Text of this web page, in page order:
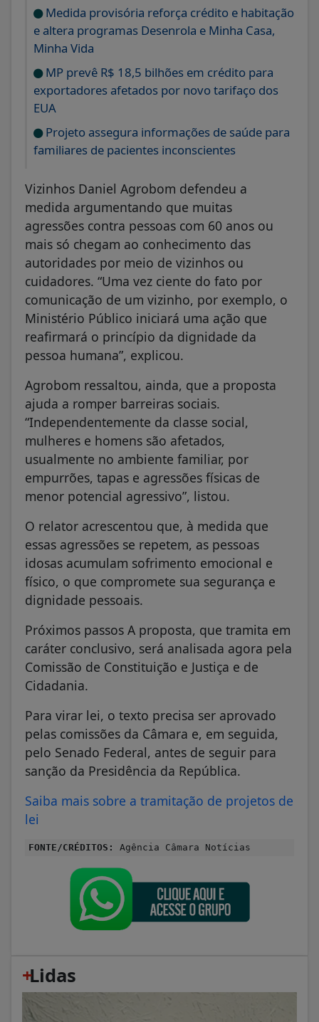
Medida provisória reforça crédito e habitação
e altera programas Desenrola e Minha Casa,
Minha Vida
MP prevê R$ 18,5 bilhões em crédito para
exportadores afetados por novo tarifaço dos
EUA
Projeto assegura informações de saúde para
familiares de pacientes inconscientes
Vizinhos Daniel Agrobom defendeu a
medida argumentando que muitas
agressões contra pessoas com 60 anos ou
mais só chegam ao conhecimento das
autoridades por meio de vizinhos ou
cuidadores. “Uma vez ciente do fato por
comunicação de um vizinho, por exemplo, o
Ministério Público iniciará uma ação que
reafirmará o princípio da dignidade da
pessoa humana”, explicou.
Agrobom ressaltou, ainda, que a proposta
ajuda a romper barreiras sociais.
“Independentemente da classe social,
mulheres e homens são afetados,
usualmente no ambiente familiar, por
empurrões, tapas e agressões físicas de
menor potencial agressivo”, listou.
O relator acrescentou que, à medida que
essas agressões se repetem, as pessoas
idosas acumulam sofrimento emocional e
físico, o que compromete sua segurança e
dignidade pessoais.
Próximos passos A proposta, que tramita em
caráter conclusivo, será analisada agora pela
Comissão de Constituição e Justiça e de
Cidadania.
Para virar lei, o texto precisa ser aprovado
pelas comissões da Câmara e, em seguida,
pelo Senado Federal, antes de seguir para
sanção da Presidência da República.
Saiba mais sobre a tramitação de projetos de
lei
FONTE/CRÉDITOS: Agência Câmara Notícias
+
Lidas